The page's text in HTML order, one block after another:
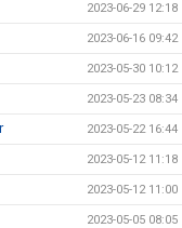
2023-06-29 12:18
2023-06-16 09:42
2023-05-30 10:12
2023-05-23 08:34
2023-05-22 16:44
2023-05-12 11:18
2023-05-12 11:00
2023-05-05 08:05